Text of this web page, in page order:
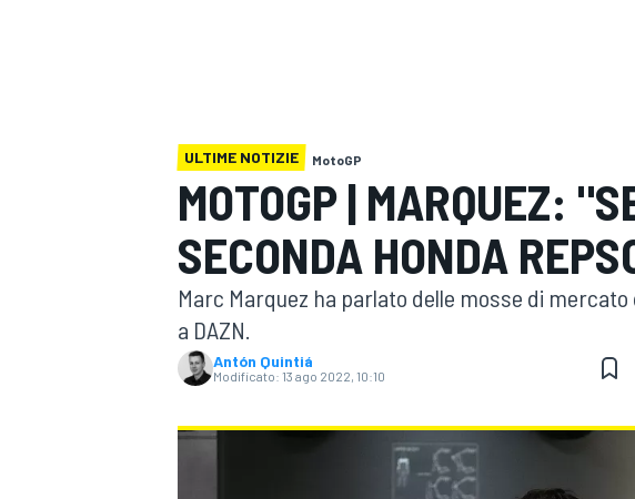
WRC
ULTIME NOTIZIE MotoGP
MOTOGP | MARQUEZ:
SECONDA HONDA
Marc Marquez ha parlato delle mosse di
a DAZN.
Antón Quintiá
Modificato: 13 ago 2022, 10:10